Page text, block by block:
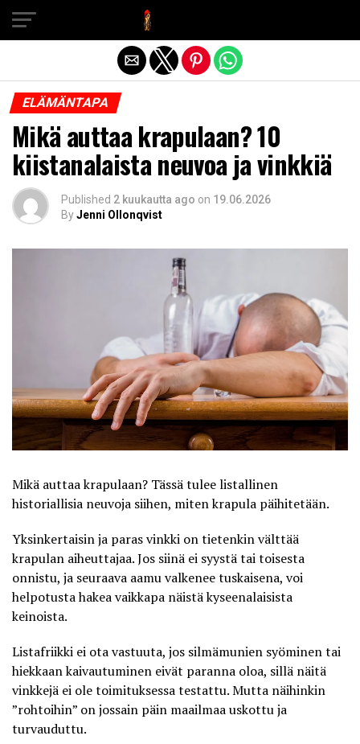
ELÄMÄNTAPA
Mikä auttaa krapulaan? 10
kiistanalaista neuvoa ja vinkkiä
Published 2 kuukautta ago on 19.06.2026
ByJenni Ollonqvist
Mikä auttaa krapulaan? Tässä tulee listallinen
historiallisia neuvoja siihen, miten krapula päihitetään.
Yksinkertaisin ja paras vinkki on tietenkin välttää
krapulan aiheuttajaa. Jos siinä ei syystä tai toisesta
onnistu, ja seuraava aamu valkenee tuskaisena, voi
helpotusta hakea vaikkapa näistä kyseenalaisista
keinoista.
Listafriikki ei ota vastuuta, jos silmämunien syöminen tai
hiekkaan kaivautuminen eivät paranna oloa, sillä näitä
vinkkejä ei ole toimituksessa testattu. Mutta näihinkin
”rohtoihin” on jossain päin maailmaa uskottu ja
turvauduttu.
Exit mobile version